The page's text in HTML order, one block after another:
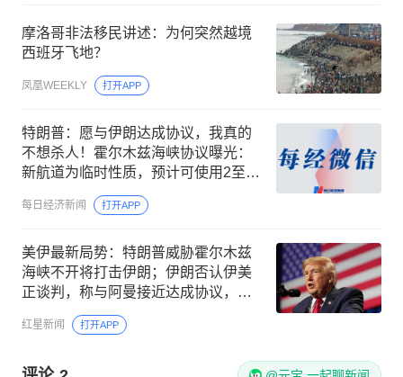
摩洛哥非法移民讲述：为何突然越境
西班牙飞地？
凤凰WEEKLY 打开APP
特朗普：愿与伊朗达成协议，我真的
不想杀人！霍尔木兹海峡协议曝光：
新航道为临时性质，预计可使用2至4
个月；伊朗：协议与美国无关
每日经济新闻 打开APP
美伊最新局势：特朗普威胁霍尔木兹
海峡不开将打击伊朗；伊朗否认伊美
正谈判，称与阿曼接近达成协议，海
峡现有航道将关闭
红星新闻 打开APP